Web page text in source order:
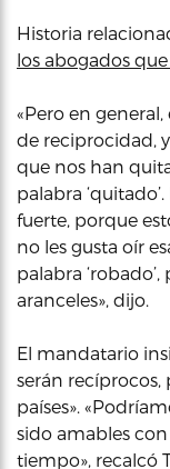
Historia
los abogados
«Pero en
de reciprocidad,
que nos han
palabra
fuerte, porque
no les gusta oír
palabra
aranceles», dijo.
El mandatario
serán recíprocos,
países».
sido amables
tiempo», recalcó